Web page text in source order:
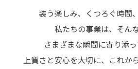
装う楽しみ、くつろぐ時間
私たちの事業は、そん
さまざまな瞬間に寄り添っ
上質さと安心を大切に、これか